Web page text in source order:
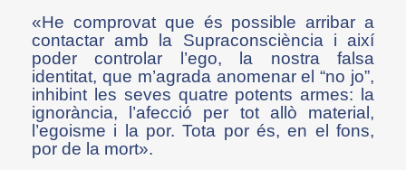
«He comprovat que és possible arribar a
contactar amb la Supraconsciència i així
poder controlar l’ego, la nostra falsa
identitat, que m’agrada anomenar el “no jo”,
inhibint les seves quatre potents armes: la
ignorància, l’afecció per tot allò material,
l’egoisme i la por. Tota por és, en el fons,
por de la mort».